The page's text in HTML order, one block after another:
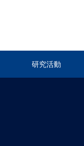
研究活動